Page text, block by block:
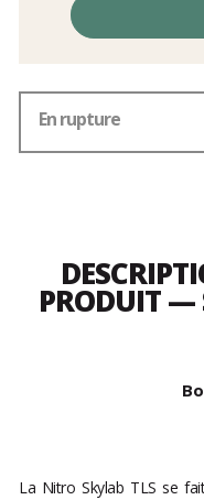
En rupture
PRODUIT —
La Nitro Skylab TLS se